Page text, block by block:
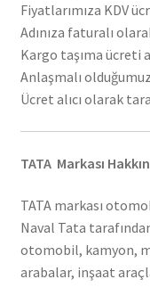
Fiyatlarımıza KDV
Adınıza faturalı
Kargo taşıma ücreti
Anlaşmalı
Ücret alıcı olarak
TATA Markası
TATA markası
Naval Tata
otomobil, kamyon,
arabalar, inşaat